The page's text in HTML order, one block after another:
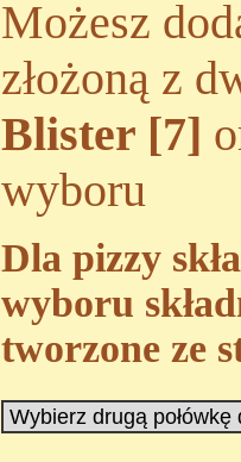
Możesz
złożoną z
Blister [7]
wyboru
Dla pizzy
wyboru
tworzone ze